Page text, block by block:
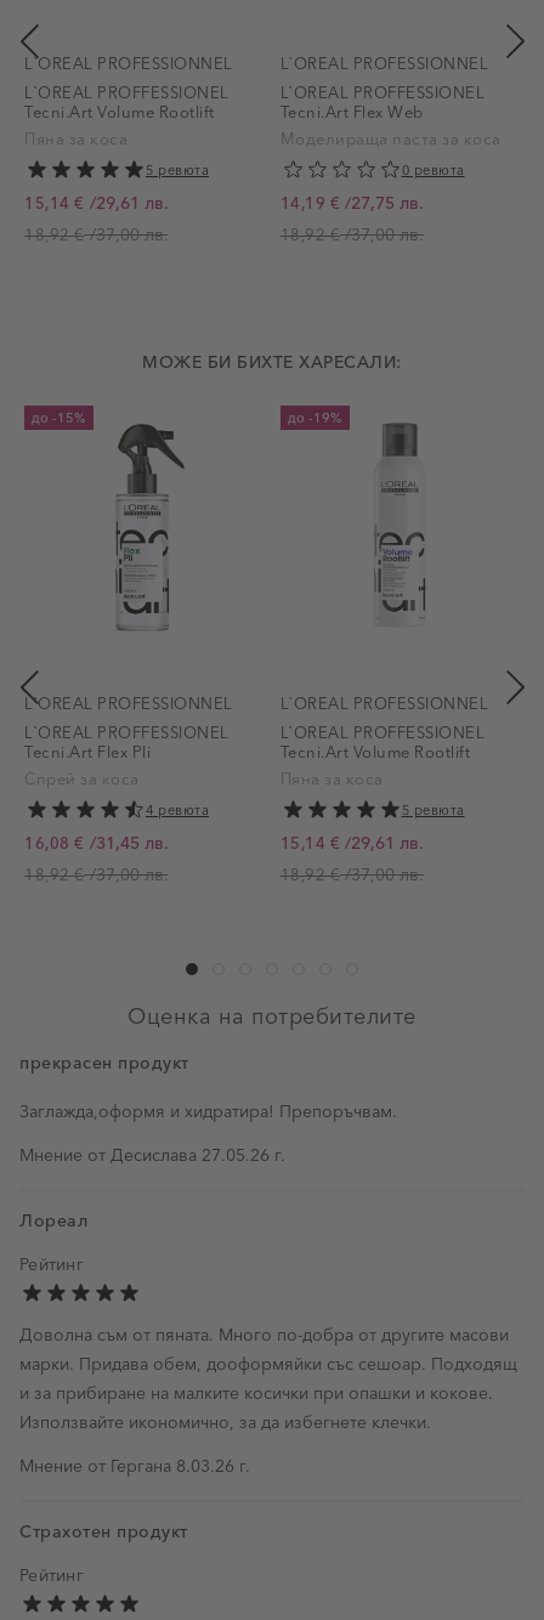
L`OREAL PROFESSIONNEL
L`OREAL PROFFESSIONEL
Tecni.Art Volume Rootlift
Пяна за коса
5 ревюта
Промо цена
15,14 € /29,61 лв.
18,92 €/37,00 лв.
L`OREAL PROFESSIONNEL
L`OREAL PROFFESSIONEL
Tecni.Art Flex Web
Моделираща паста за коса
0 ревюта
Промо цена
14,19 € /27,75 лв.
18,92 €/37,00 лв.
МОЖЕ БИ БИХТЕ ХАРЕСАЛИ:
до -15%
L`OREAL PROFESSIONNEL
L`OREAL PROFFESSIONEL
Tecni.Art Flex Pli
Спрей за коса
4 ревюта
Промо цена
16,08 € /31,45 лв.
18,92 €/37,00 лв.
до -19%
L`OREAL PROFESSIONNEL
L`OREAL PROFFESSIONEL
Tecni.Art Volume Rootlift
Пяна за коса
5 ревюта
Промо цена
15,14 € /29,61 лв.
18,92 €/37,00 лв.
Оценка на потребителите
прекрасен продукт
Заглажда,оформя и хидратира! Препоръчвам.
Мнение от Десислава 27 май 2026 г.
27.05.26 г.
Лореал
Рейтинг
Доволна съм от пяната. Много по-добра от другите масови
марки. Придава обем, дооформяйки със сешоар. Подходящ
и за прибиране на малките косички при опашки и кокове.
Използвайте икономично, за да избегнете клечки.
Мнение от Гергана 8 март 2026 г.
8.03.26 г.
Страхотен продукт
Рейтинг